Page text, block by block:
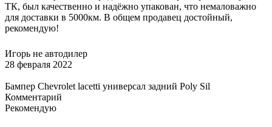
ТК, был качественно и надёжно упакован, что немаловажно
для доставки в 5000км. В общем продавец достойный,
рекомендую!
Игорь не автодилер
28 февраля 2022
Бампер Chevrolet lacetti универсал задний Poly Sil
Комментарий
Рекомендую